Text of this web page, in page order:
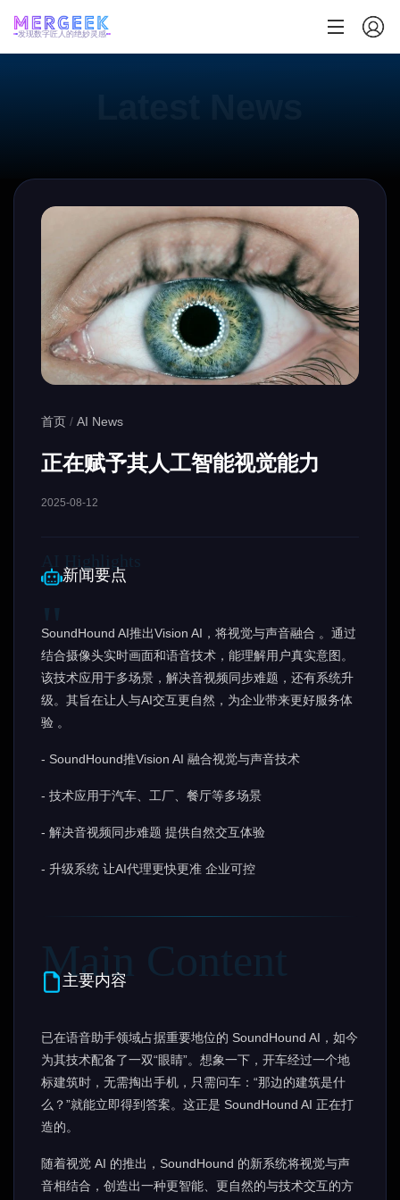
发现数字匠人的绝妙灵感
首页 / AI News
正在赋予其人工智能视觉能力
2025-08-12
新闻要点
SoundHound AI推出Vision AI，将视觉与声音融合 。通过
结合摄像头实时画面和语音技术，能理解用户真实意图。
该技术应用于多场景，解决音视频同步难题，还有系统升
级。其旨在让人与AI交互更自然，为企业带来更好服务体
验 。
- SoundHound推Vision AI 融合视觉与声音技术
- 技术应用于汽车、工厂、餐厅等多场景
- 解决音视频同步难题 提供自然交互体验
- 升级系统 让AI代理更快更准 企业可控
主要内容
已在语音助手领域占据重要地位的 SoundHound AI，如今
为其技术配备了一双“眼睛”。想象一下，开车经过一个地
标建筑时，无需掏出手机，只需问车：“那边的建筑是什
么？”就能立即得到答案。这正是 SoundHound AI 正在打
造的。
随着视觉 AI 的推出，SoundHound 的新系统将视觉与声
音相结合，创造出一种更智能、更自然的与技术交互的方